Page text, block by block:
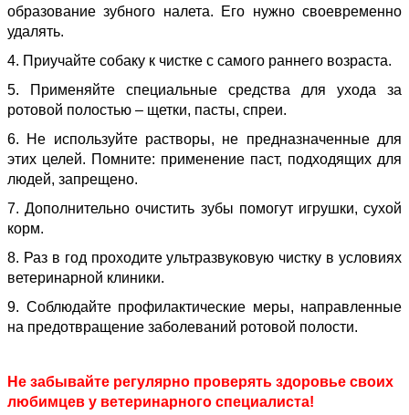
образование зубного налета. Его нужно своевременно
удалять.
4. Приучайте собаку к чистке с самого раннего возраста.
5. Применяйте специальные средства для ухода за
ротовой полостью – щетки, пасты, спреи.
6. Не используйте растворы, не предназначенные для
этих целей. Помните: применение паст, подходящих для
людей, запрещено.
7. Дополнительно очистить зубы помогут игрушки, сухой
корм.
8. Раз в год проходите ультразвуковую чистку в условиях
ветеринарной клиники.
9. Соблюдайте профилактические меры, направленные
на предотвращение заболеваний ротовой полости.
Не забывайте регулярно проверять здоровье своих
любимцев у ветеринарного специалиста!